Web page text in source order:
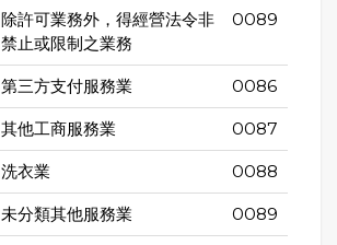
除許可業務外，得經營法令非
禁止或限制之業務
0089
第三方支付服務業 0086
其他工商服務業 0087
洗衣業 0088
未分類其他服務業 0089